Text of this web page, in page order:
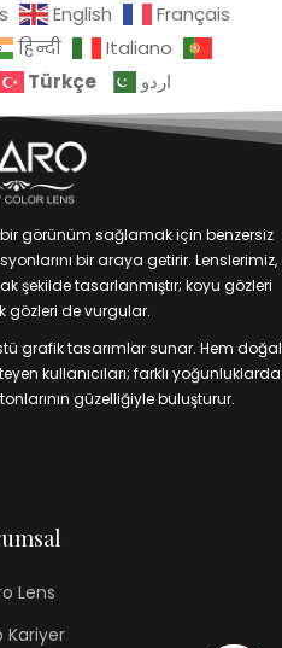
English
Français
हिन्दी
Italiano
Türkçe اردو
görünüm sağlamak için benzersiz
bir araya getirir. Lenslerimiz,
şekilde tasarlanmıştır; koyu gözleri
gözleri de vurgular.
grafik tasarımlar sunar. Hem doğal
kullanıcıları; farklı yoğunluklarda
güzelliğiyle buluşturur.
Lens
Kariyer